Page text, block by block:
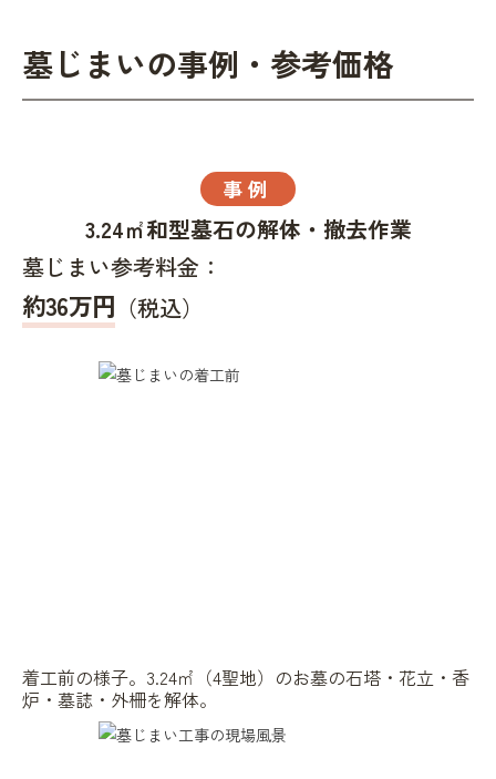
墓じまいの事例・参考価格
事例
3.24㎡和型墓石の解体・撤去作業
墓じまい参考料金：
約36万円 （税込）
着工前の様子。3.24㎡（4聖地）のお墓の石塔・花立・香
炉・墓誌・外柵を解体。